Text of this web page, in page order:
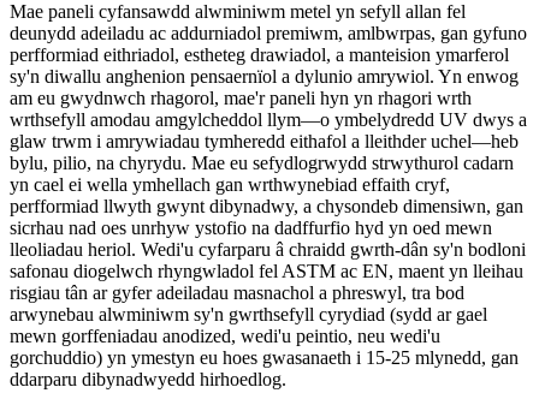
Mae paneli cyfansawdd alwminiwm metel yn sefyll allan fel
deunydd adeiladu ac addurniadol premiwm, amlbwrpas, gan gyfuno
perfformiad eithriadol, estheteg drawiadol, a manteision ymarferol
sy'n diwallu anghenion pensaernïol a dylunio amrywiol. Yn enwog
am eu gwydnwch rhagorol, mae'r paneli hyn yn rhagori wrth
wrthsefyll amodau amgylcheddol llym—o ymbelydredd UV dwys a
glaw trwm i amrywiadau tymheredd eithafol a lleithder uchel—heb
bylu, pilio, na chyrydu. Mae eu sefydlogrwydd strwythurol cadarn
yn cael ei wella ymhellach gan wrthwynebiad effaith cryf,
perfformiad llwyth gwynt dibynadwy, a chysondeb dimensiwn, gan
sicrhau nad oes unrhyw ystofio na dadffurfio hyd yn oed mewn
lleoliadau heriol. Wedi'u cyfarparu â chraidd gwrth-dân sy'n bodloni
safonau diogelwch rhyngwladol fel ASTM ac EN, maent yn lleihau
risgiau tân ar gyfer adeiladau masnachol a phreswyl, tra bod
arwynebau alwminiwm sy'n gwrthsefyll cyrydiad (sydd ar gael
mewn gorffeniadau anodized, wedi'u peintio, neu wedi'u
gorchuddio) yn ymestyn eu hoes gwasanaeth i 15-25 mlynedd, gan
ddarparu dibynadwyedd hirhoedlog.